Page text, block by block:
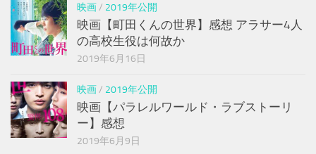
映画/ 2019年公開
映画【町田くんの世界】感想 アラサー4人
の高校生役は何故か
2019年6月16日
映画/ 2019年公開
映画【パラレルワールド・ラブストーリ
ー】感想
2019年6月9日